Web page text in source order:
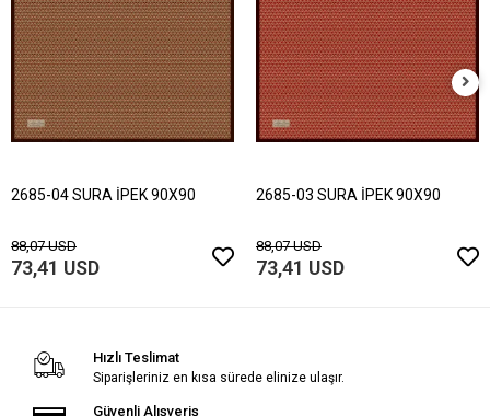
2685-04 SURA İPEK 90X90
88,07 USD
73,41 USD
2685-03 SURA İPEK 90X90
88,07 USD
73,41 USD
Hızlı Teslimat
Siparişleriniz en kısa sürede elinize ulaşır.
Güvenli Alışveriş